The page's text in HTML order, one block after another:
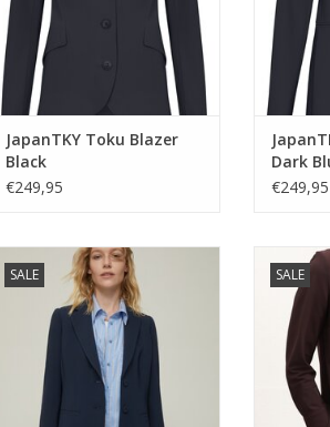
JapanTKY Toku Blazer
Black
€249,95
Dark
€249,95
SALE
PENNYBLACK Blazer Intinto Rafia
Blauw
TOEVOEGEN AAN WINKELWAGEN
SALE